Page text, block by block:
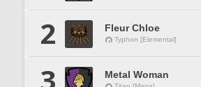
2 Fleur Chloe
Typhon [Elemental]
Metal Woman